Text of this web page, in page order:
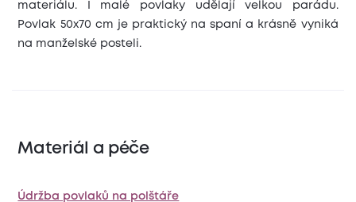
materiálu. I malé povlaky udělají velkou parádu.
Povlak 50x70 cm je praktický na spaní a krásně vyniká
na manželské posteli.
Materiál a péče
Údržba povlaků na polštáře